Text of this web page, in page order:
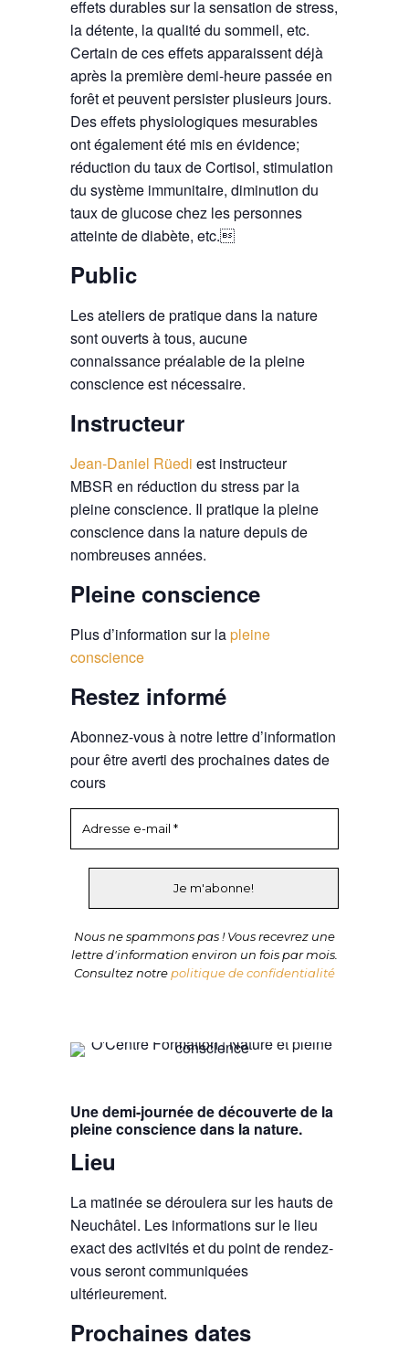
effets durables sur la sensation de stress,
la détente, la qualité du sommeil, etc.
Certain de ces effets apparaissent déjà
après la première demi-heure passée en
forêt et peuvent persister plusieurs jours.
Des effets physiologiques mesurables
ont également été mis en évidence;
réduction du taux de Cortisol, stimulation
du système immunitaire, diminution du
taux de glucose chez les personnes
atteinte de diabète, etc.
Public
Les ateliers de pratique dans la nature
sont ouverts à tous, aucune
connaissance préalable de la pleine
conscience est nécessaire.
Instructeur
Jean-Daniel Rüedi est instructeur
MBSR en réduction du stress par la
pleine conscience. Il pratique la pleine
conscience dans la nature depuis de
nombreuses années.
Pleine conscience
Plus d’information sur lapleine
conscience
Restez informé
Abonnez-vous à notre lettre d’information
pour être averti des prochaines dates de
cours
Nous ne spammons pas ! Vous recevrez une
lettre d'information environ un fois par mois.
Consultez notre politique de confidentialité
Une demi-journée de découverte de la
pleine conscience dans la nature.
Lieu
La matinée se déroulera sur les hauts de
Neuchâtel. Les informations sur le lieu
exact des activités et du point de rendez-
vous seront communiquées
ultérieurement.
Prochaines dates